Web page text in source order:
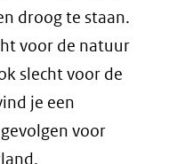
droog te staan.
voor de natuur
slecht voor de
je een
voor